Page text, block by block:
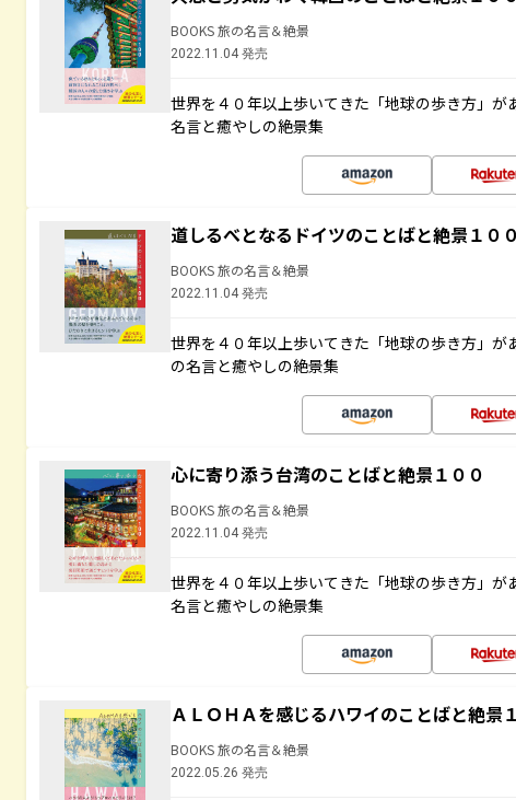
BOOKS 旅の名言＆絶景
2022.11.04 発売
世界を４０年以上歩いてきた「地球の歩き方」
名言と癒やしの絶景集
道しるべとなるドイツのことばと絶景１００
BOOKS 旅の名言＆絶景
2022.11.04 発売
世界を４０年以上歩いてきた「地球の歩き方」
の名言と癒やしの絶景集
心に寄り添う台湾のことばと絶景１００
BOOKS 旅の名言＆絶景
2022.11.04 発売
世界を４０年以上歩いてきた「地球の歩き方」
名言と癒やしの絶景集
ＡＬＯＨＡを感じるハワイのことばと絶景
BOOKS 旅の名言＆絶景
2022.05.26 発売